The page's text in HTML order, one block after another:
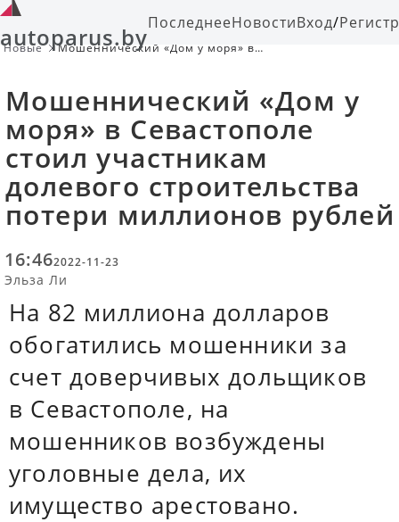
autoparus.byПоследнееНовостиВход/
Новые
Мошеннический «Дом у моря» в
миллионов рублей
Мошеннический «Дом у
моря» в Севастополе
стоил участникам
долевого строительства
потери миллионов рублей
16:462022-11-23
Эльза Ли
На 82 миллиона долларов
обогатились мошенники за
счет доверчивых дольщиков
в Севастополе, на
мошенников возбуждены
уголовные дела, их
имущество арестовано.